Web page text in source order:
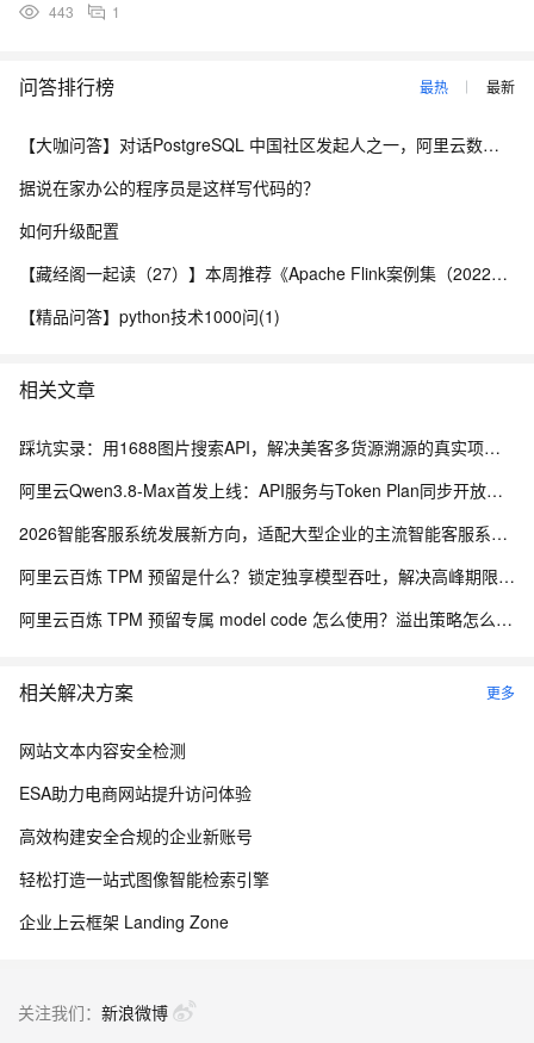
443 1
问答排行榜 最热 最新
【大咖问答】对话PostgreSQL 中国社区发起人之一，阿里云数据库高级专家 德哥
据说在家办公的程序员是这样写代码的？
如何升级配置
【藏经阁一起读（27）】本周推荐《Apache Flink案例集（2022版）》，你有哪些心得？
【精品问答】python技术1000问(1)
相关文章
踩坑实录：用1688图片搜索API，解决美客多货源溯源的真实项目经历
阿里云Qwen3.8-Max首发上线：API服务与Token Plan同步开放全解析
2026智能客服系统发展新方向，适配大型企业的主流智能客服系统评测
阿里云百炼 TPM 预留是什么？锁定独享模型吞吐，解决高峰期限流问题
阿里云百炼 TPM 预留专属 model code 怎么使用？溢出策略怎么选？
相关解决方案 更多
网站文本内容安全检测
ESA助力电商网站提升访问体验
高效构建安全合规的企业新账号
轻松打造一站式图像智能检索引擎
企业上云框架 Landing Zone
关注我们： 新浪微博